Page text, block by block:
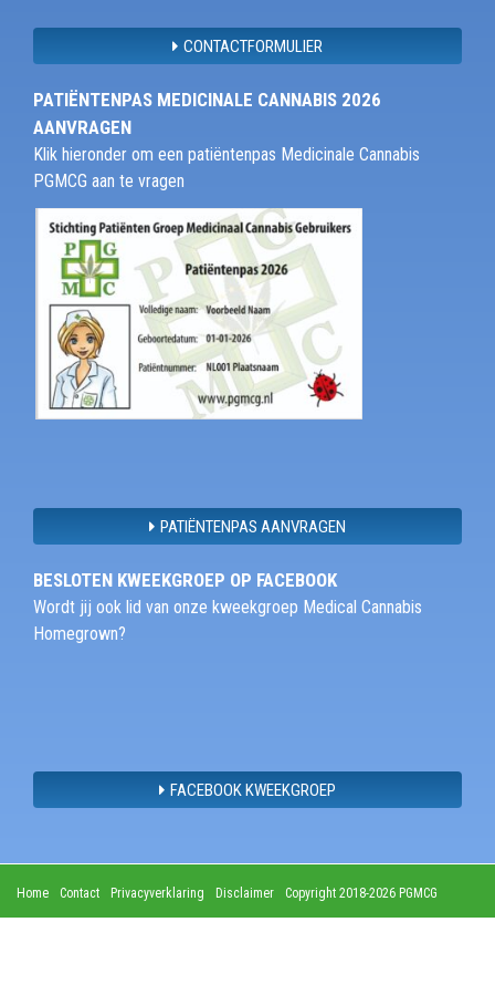
CONTACTFORMULIER
PATIËNTENPAS MEDICINALE CANNABIS 2026
AANVRAGEN
Klik hieronder om een patiëntenpas Medicinale Cannabis
PGMCG aan te vragen
PATIËNTENPAS AANVRAGEN
BESLOTEN KWEEKGROEP OP FACEBOOK
Wordt jij ook lid van onze kweekgroep Medical Cannabis
Homegrown?
FACEBOOK KWEEKGROEP
Home Contact Privacyverklaring Disclaimer Copyright 2018-2026 PGMCG